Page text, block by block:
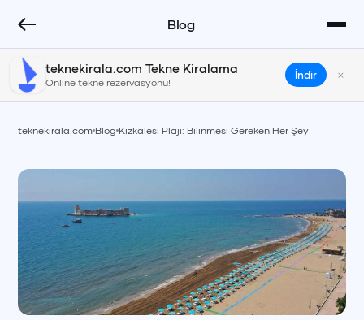
Blog
teknekirala.com Tekne Kiralama
Online tekne rezervasyonu!
İndir ×
teknekirala.com Blog Kızkalesi Plajı: Bilinmesi Gereken Her Şey